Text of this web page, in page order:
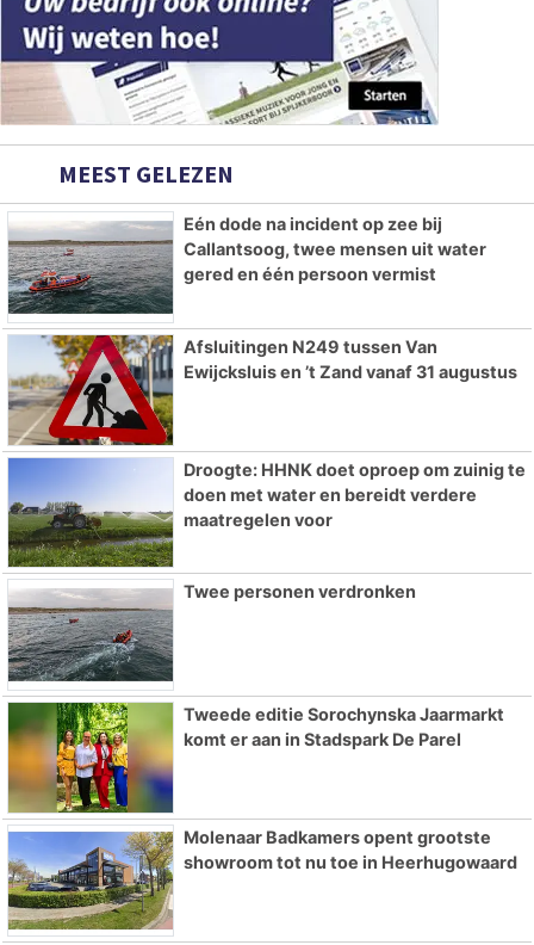
MEEST GELEZEN
Eén dode na incident op zee bij
Callantsoog, twee mensen uit water
gered en één persoon vermist
Afsluitingen N249 tussen Van
Ewijcksluis en ’t Zand vanaf 31 augustus
Droogte: HHNK doet oproep om zuinig te
doen met water en bereidt verdere
maatregelen voor
Twee personen verdronken
Tweede editie Sorochynska Jaarmarkt
komt er aan in Stadspark De Parel
Molenaar Badkamers opent grootste
showroom tot nu toe in Heerhugowaard